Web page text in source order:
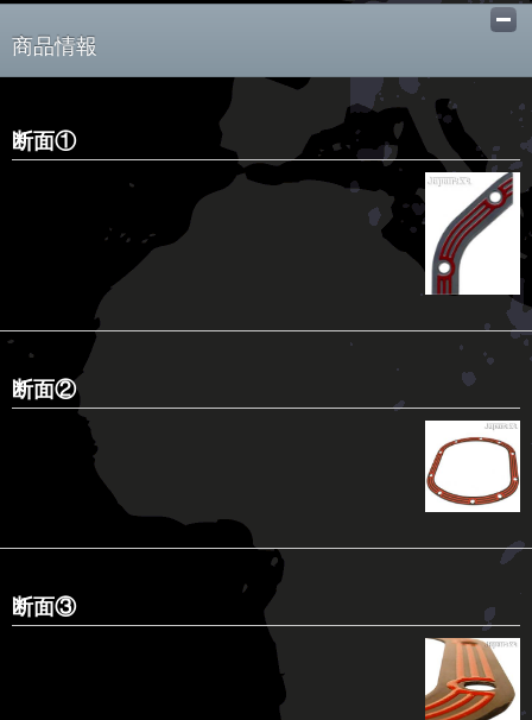
商品情報
断面①
断面②
断面③